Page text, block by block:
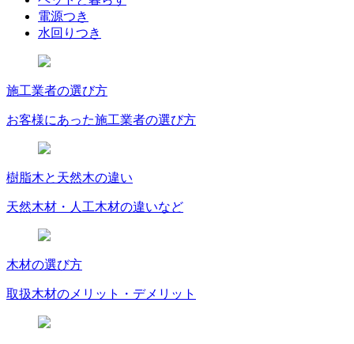
電源つき
水回りつき
施工業者の選び方
お客様にあった施工業者の選び方
樹脂木と天然木の違い
天然木材・人工木材の違いなど
木材の選び方
取扱木材のメリット・デメリット